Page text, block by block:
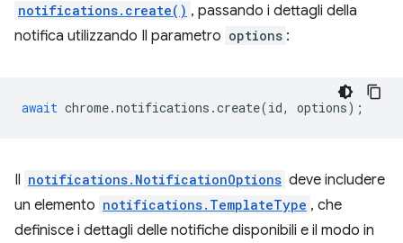
notifications.create() , passando i dettagli della
notifica utilizzando Il parametro options :
await chrome.notifications .create(id, options);
Il notifications.NotificationOptions deve includere
un elemento notifications.TemplateType , che
definisce i dettagli delle notifiche disponibili e il modo in